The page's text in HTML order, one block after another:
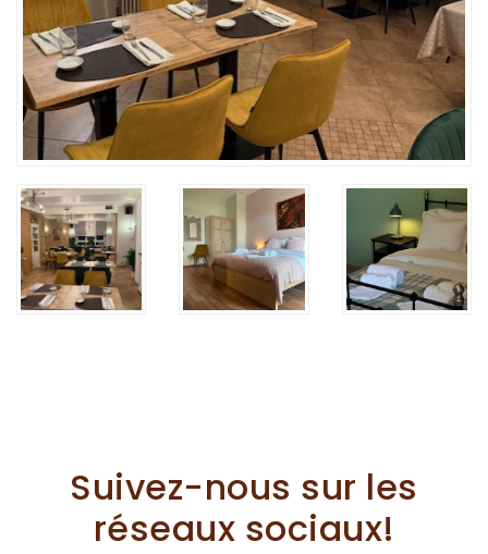
Suivez-nous sur les
réseaux sociaux!